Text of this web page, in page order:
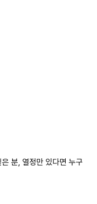
분, 열정만 있다면 누구